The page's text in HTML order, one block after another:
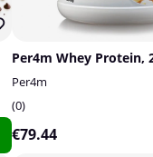
Per4m Whey Protein,
Per4m
0
€79.44